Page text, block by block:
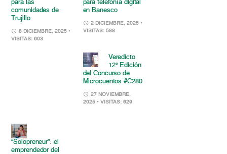
para las
comunidades de
Trujillo
8 DICIEMBRE, 2025 •
VISITAS: 603
para telefonía digital
en Banesco
2 DICIEMBRE, 2025 •
VISITAS: 588
Veredicto
12° Edición
del Concurso de
Microcuentos #C280
27 NOVIEMBRE,
2025 • VISITAS: 629
“Solopreneur”: el
emprendedor del